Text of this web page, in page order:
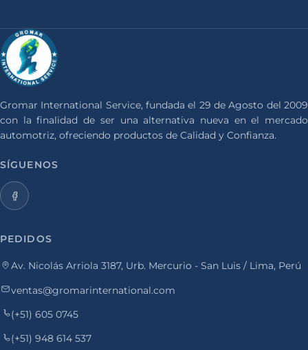
Gromar International Service, fundada el 29 de Agosto del 2009
con la finalidad de ser una alternativa nueva en el mercado
automotriz, ofreciendo productos de Calidad y Confianza.
SÍGUENOS
PEDIDOS
Av. Nicolás Arriola 3187, Urb. Mercurio - San Luis / Lima, Perú
ventas@gromarinternational.com
(+51) 605 0745
(+51) 948 614 537